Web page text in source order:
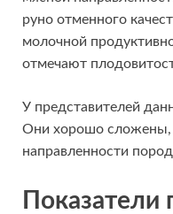
руно отменного
молочной
отмечают
У представителей
Они хорошо сложены,
направленности
Показатели